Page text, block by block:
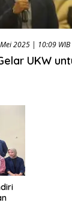
2025 | 10:09 WIB
UKW